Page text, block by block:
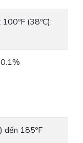
(38ºC):
đến 185ºF